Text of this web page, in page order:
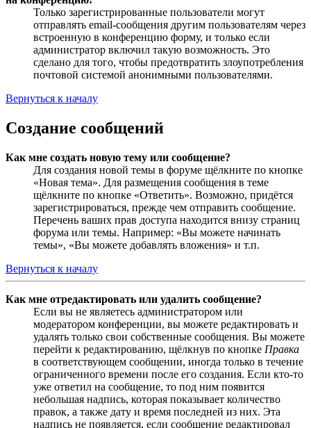
Только зарегистрированные пользователи могут
отправлять email-сообщения другим пользователям через
встроенную в конференцию форму, и только если
администратор включил такую возможность. Это
сделано для того, чтобы предотвратить злоупотребления
почтовой системой анонимными пользователями.
Вернуться к началу
Создание сообщений
Как мне создать новую тему или сообщение?
Для создания новой темы в форуме щёлкните по кнопке
«Новая тема». Для размещения сообщения в теме
щёлкните по кнопке «Ответить». Возможно, придётся
зарегистрироваться, прежде чем отправить сообщение.
Перечень ваших прав доступа находится внизу страниц
форума или темы. Например: «Вы можете начинать
темы», «Вы можете добавлять вложения» и т.п.
Вернуться к началу
Как мне отредактировать или удалить сообщение?
Если вы не являетесь администратором или
модератором конференции, вы можете редактировать и
удалять только свои собственные сообщения. Вы можете
перейти к редактированию, щёлкнув по кнопке Правка
в соответствующем сообщении, иногда только в течение
ограниченного времени после его создания. Если кто-то
уже ответил на сообщение, то под ним появится
небольшая надпись, которая показывает количество
правок, а также дату и время последней из них. Эта
надпись не появляется, если сообщение редактировал